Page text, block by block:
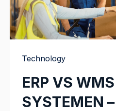
Technology
ERP VS WMS
SYSTEMEN